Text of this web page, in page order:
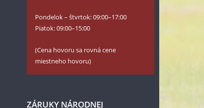
Pondelok – štvrtok: 09:00–17:00
Piatok: 09:00–15:00
(Cena hovoru sa rovná cene
miestneho hovoru)
ZÁRUKY NÁRODNEJ